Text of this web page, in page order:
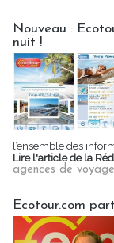
Nouveau :
nuit !
l’ensemble des
Lire l'article de la
agences de
Ecotour.com